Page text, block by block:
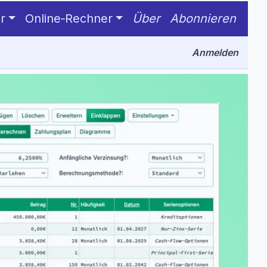
Online‑Rechner Über Abonnieren
Anmelden